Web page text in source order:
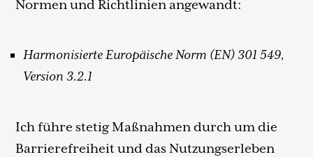
Normen und Richtlinien angewandt:
Harmonisierte Europäische Norm (EN) 301 549,
Version 3.2.1
Ich führe stetig Maßnahmen durch um die
Barrierefreiheit und das Nutzungserleben